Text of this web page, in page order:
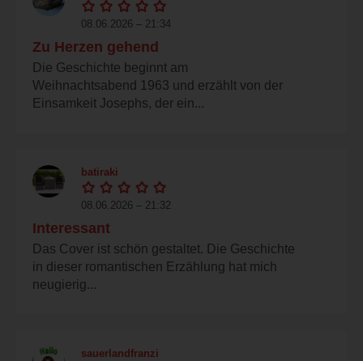
08.06.2026 – 21:34
Zu Herzen gehend
Die Geschichte beginnt am
Weihnachtsabend 1963 und erzählt von der
Einsamkeit Josephs, der ein...
batiraki
08.06.2026 – 21:32
Interessant
Das Cover ist schön gestaltet. Die Geschichte
in dieser romantischen Erzählung hat mich
neugierig...
sauerlandfranzi